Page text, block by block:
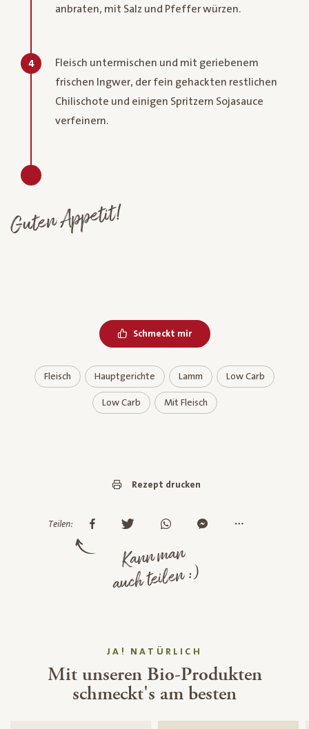
anbraten, mit Salz und Pfeffer würzen.
4
Fleisch untermischen und mit geriebenem
frischen Ingwer, der fein gehackten restlichen
Chilischote und einigen Spritzern Sojasauce
verfeinern.
Guten Appetit!
Schmeckt mir
Fleisch Hauptgerichte Lamm Low Carb
Low Carb Mit Fleisch
Rezept drucken
Teilen:
Kann man
auch teilen :)
JA! NATÜRLICH
Mit unseren Bio-Produkten
schmeckt's am besten